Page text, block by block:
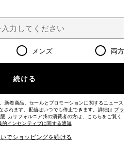
メンズ 両方
続ける
新着商品、セールとプロモーションに関するニュース
されます。配信はいつでも停止できます。詳細は プラ
. カリフォルニア州の消費者の方は、こちらをご覧く
的インセンティブに関する通知.
でショッピングを続ける